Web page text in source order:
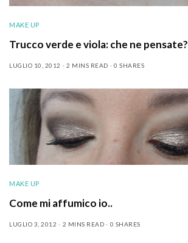
MAKE UP
Trucco verde e viola: che ne pensate?
LUGLIO 10, 2012 2 MINS READ 0 SHARES
MAKE UP
Come mi affumico io..
LUGLIO 3, 2012 2 MINS READ 0 SHARES